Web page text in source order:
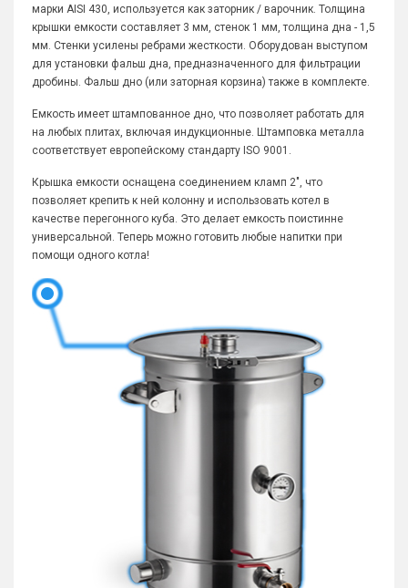
марки AISI 430, используется как заторник / варочник. Толщина
крышки емкости составляет 3 мм, стенок 1 мм, толщина дна - 1,5
мм. Стенки усилены ребрами жесткости. Оборудован выступом
для установки фальш дна, предназначенного для фильтрации
дробины. Фальш дно (или заторная корзина) также в комплекте.
Емкость имеет штампованное дно, что позволяет работать для
на любых плитах, включая индукционные. Штамповка металла
соответствует европейскому стандарту ISO 9001.
Крышка емкости оснащена соединением кламп 2", что
позволяет крепить к ней колонну и использовать котел в
качестве перегонного куба. Это делает емкость поистинне
универсальной. Теперь можно готовить любые напитки при
помощи одного котла!